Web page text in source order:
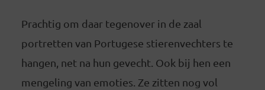
Prachtig om daar tegenover in de zaal
portretten van Portugese stierenvechters te
hangen, net na hun gevecht. Ook bij hen een
mengeling van emoties. Ze zitten nog vol